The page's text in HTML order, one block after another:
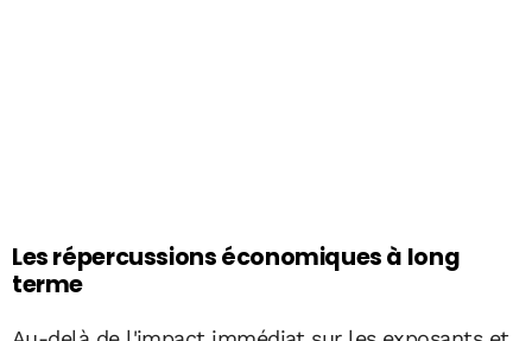
Les répercussions économiques à long
terme